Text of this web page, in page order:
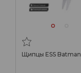
Щипцы ESS Batman